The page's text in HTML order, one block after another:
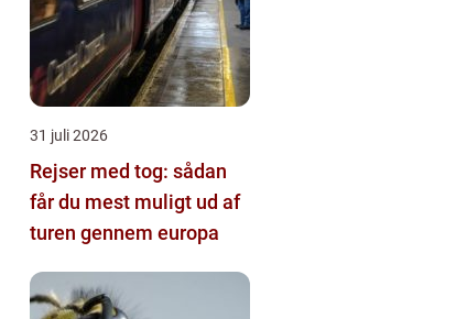
31 juli 2026
Rejser med tog: sådan
får du mest muligt ud af
turen gennem europa